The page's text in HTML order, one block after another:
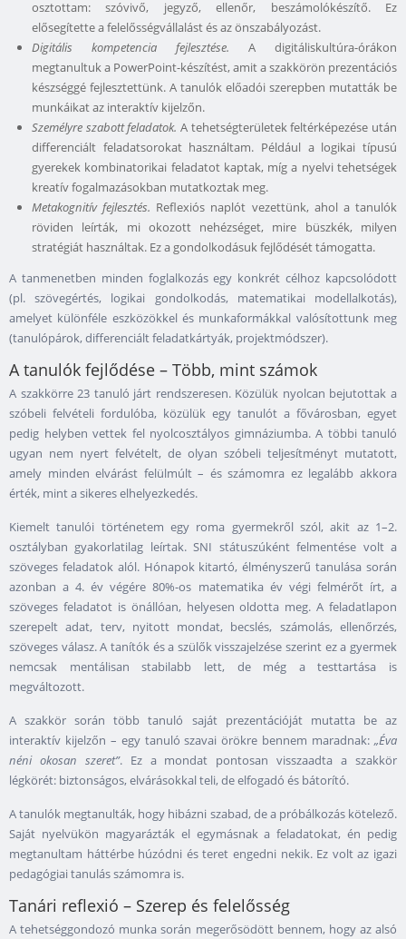
osztottam: szóvivő, jegyző, ellenőr, beszámolókészítő. Ez
elősegítette a felelősségvállalást és az önszabályozást.
Digitális kompetencia fejlesztése. A digitáliskultúra-órákon
megtanultuk a PowerPoint-készítést, amit a szakkörön prezentációs
készséggé fejlesztettünk. A tanulók előadói szerepben mutatták be
munkáikat az interaktív kijelzőn.
Személyre szabott feladatok. A tehetségterületek feltérképezése után
differenciált feladatsorokat használtam. Például a logikai típusú
gyerekek kombinatorikai feladatot kaptak, míg a nyelvi tehetségek
kreatív fogalmazásokban mutatkoztak meg.
Metakognitív fejlesztés. Reflexiós naplót vezettünk, ahol a tanulók
röviden leírták, mi okozott nehézséget, mire büszkék, milyen
stratégiát használtak. Ez a gondolkodásuk fejlődését támogatta.
A tanmenetben minden foglalkozás egy konkrét célhoz kapcsolódott
(pl. szövegértés, logikai gondolkodás, matematikai modellalkotás),
amelyet különféle eszközökkel és munkaformákkal valósítottunk meg
(tanulópárok, differenciált feladatkártyák, projektmódszer).
A tanulók fejlődése – Több, mint számok
A szakkörre 23 tanuló járt rendszeresen. Közülük nyolcan bejutottak a
szóbeli felvételi fordulóba, közülük egy tanulót a fővárosban, egyet
pedig helyben vettek fel nyolcosztályos gimnáziumba. A többi tanuló
ugyan nem nyert felvételt, de olyan szóbeli teljesítményt mutatott,
amely minden elvárást felülmúlt – és számomra ez legalább akkora
érték, mint a sikeres elhelyezkedés.
Kiemelt tanulói történetem egy roma gyermekről szól, akit az 1–2.
osztályban gyakorlatilag leírtak. SNI státuszúként felmentése volt a
szöveges feladatok alól. Hónapok kitartó, élményszerű tanulása során
azonban a 4. év végére 80%-os matematika év végi felmérőt írt, a
szöveges feladatot is önállóan, helyesen oldotta meg. A feladatlapon
szerepelt adat, terv, nyitott mondat, becslés, számolás, ellenőrzés,
szöveges válasz. A tanítók és a szülők visszajelzése szerint ez a gyermek
nemcsak mentálisan stabilabb lett, de még a testtartása is
megváltozott.
A szakkör során több tanuló saját prezentációját mutatta be az
interaktív kijelzőn – egy tanuló szavai örökre bennem maradnak: „Éva
néni okosan szeret”. Ez a mondat pontosan visszaadta a szakkör
légkörét: biztonságos, elvárásokkal teli, de elfogadó és bátorító.
A tanulók megtanulták, hogy hibázni szabad, de a próbálkozás kötelező.
Saját nyelvükön magyarázták el egymásnak a feladatokat, én pedig
megtanultam háttérbe húzódni és teret engedni nekik. Ez volt az igazi
pedagógiai tanulás számomra is.
Tanári reflexió – Szerep és felelősség
A tehetséggondozó munka során megerősödött bennem, hogy az alsó